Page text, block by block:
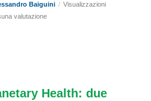
Baiguini / Visualizzazioni
valutazione
Health: due